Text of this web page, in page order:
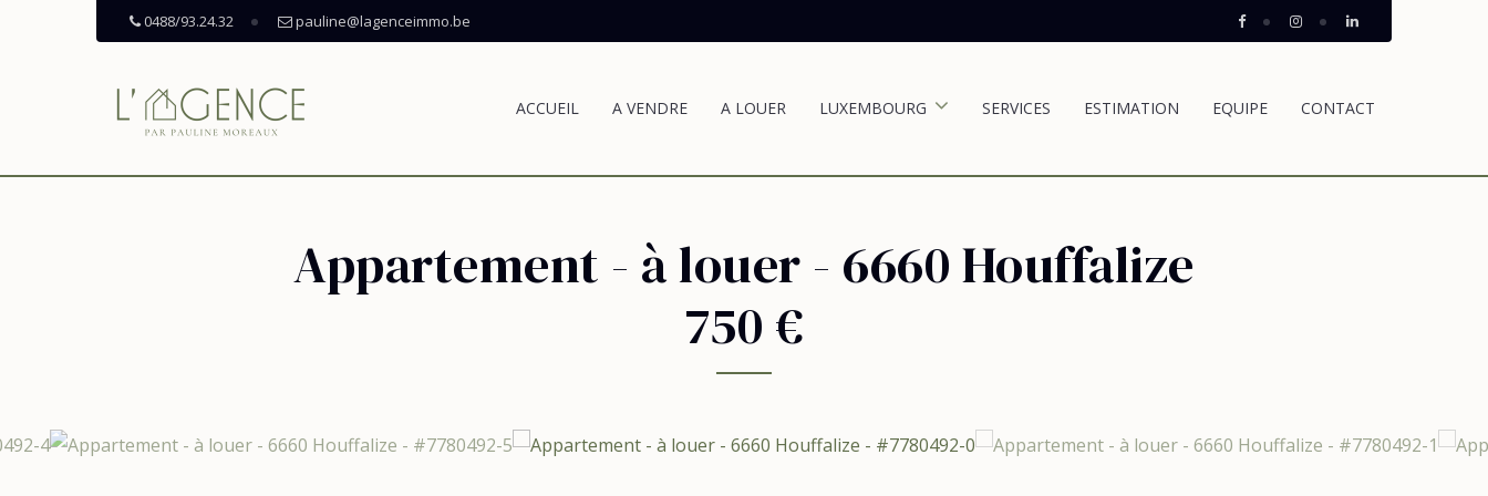
0488/93.24.32 pauline@lagenceimmo.be
ACCUEIL A VENDRE A LOUER LUXEMBOURG SERVICES ESTIMATION EQUIPE CONTACT
Appartement - à louer - 6660 Houffalize
750 €